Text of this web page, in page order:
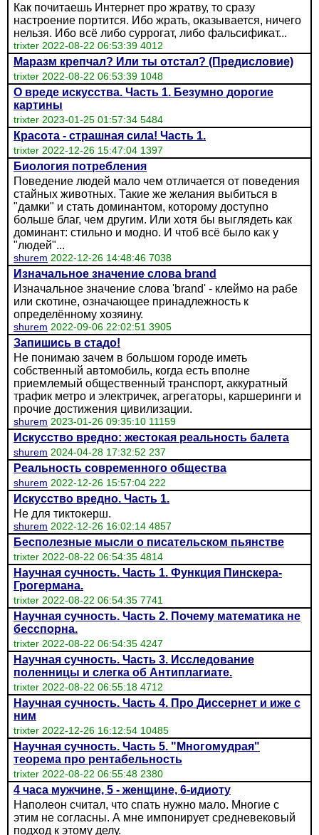
Как почитаешь Интернет про жратву, то сразу
настроение портится. Ибо жрать, оказывается, ничего
нельзя. Ибо всё либо суррогат, либо фальсификат...
trixter 2022-08-22 06:53:39 4012
Маразм крепчал? Или ты отстал? (Предисловие)
trixter 2022-08-22 06:53:39 1048
О вреде искусства. Часть 1. Безумно дорогие
картины
trixter 2023-01-25 01:57:34 5484
Красота - страшная сила! Часть 1.
trixter 2022-12-26 15:47:04 1397
Биология потребления
Поведение людей мало чем отличается от поведения
стайных животных. Такие же желания выбиться в
"дамки" и стать доминантом, которому доступно
больше благ, чем другим. Или хотя бы выглядеть как
доминант: стильно и модно. И чтоб всё было как у
"людей"...
shurem 2022-12-26 14:48:46 7038
Изначальное значение слова brand
Изначальное значение слова 'brand' - клеймо на рабе
или скотине, означающее принадлежность к
определённому хозяину.
shurem 2022-09-06 22:02:51 3905
Запишись в стадо!
Не понимаю зачем в большом городе иметь
собственный автомобиль, когда есть вполне
приемлемый общественный транспорт, аккуратный
трафик метро и электричек, агрегаторы, каршеринги и
прочие достижения цивилизации.
shurem 2023-01-26 09:35:10 11159
Искусство вредно: жестокая реальность балета
shurem 2024-04-28 17:32:52 237
Реальность современного общества
shurem 2022-12-26 15:57:04 222
Искусство вредно. Часть 1.
Не для тиктокерш.
shurem 2022-12-26 16:02:14 4857
Бесполезные мысли о писательском пьянстве
trixter 2022-08-22 06:54:35 4814
Научная сучность. Часть 1. Функция Пинскера-
Грогермана.
trixter 2022-08-22 06:54:35 7741
Научная сучность. Часть 2. Почему математика не
бесспорна.
trixter 2022-08-22 06:54:35 4247
Научная сучность. Часть 3. Исследование
поленницы и слегка об Антиплагиате.
trixter 2022-08-22 06:55:18 4712
Научная сучность. Часть 4. Про Диссернет и иже с
ним
trixter 2022-12-26 16:12:54 10485
Научная сучность. Часть 5. "Многомудрая"
теорема про рентабельность
trixter 2022-08-22 06:55:48 2380
4 часа мужчине, 5 - женщине, 6-идиоту
Наполеон считал, что спать нужно мало. Многие с
этим не согласны. А мне импонирует средневековый
подход к этому делу.